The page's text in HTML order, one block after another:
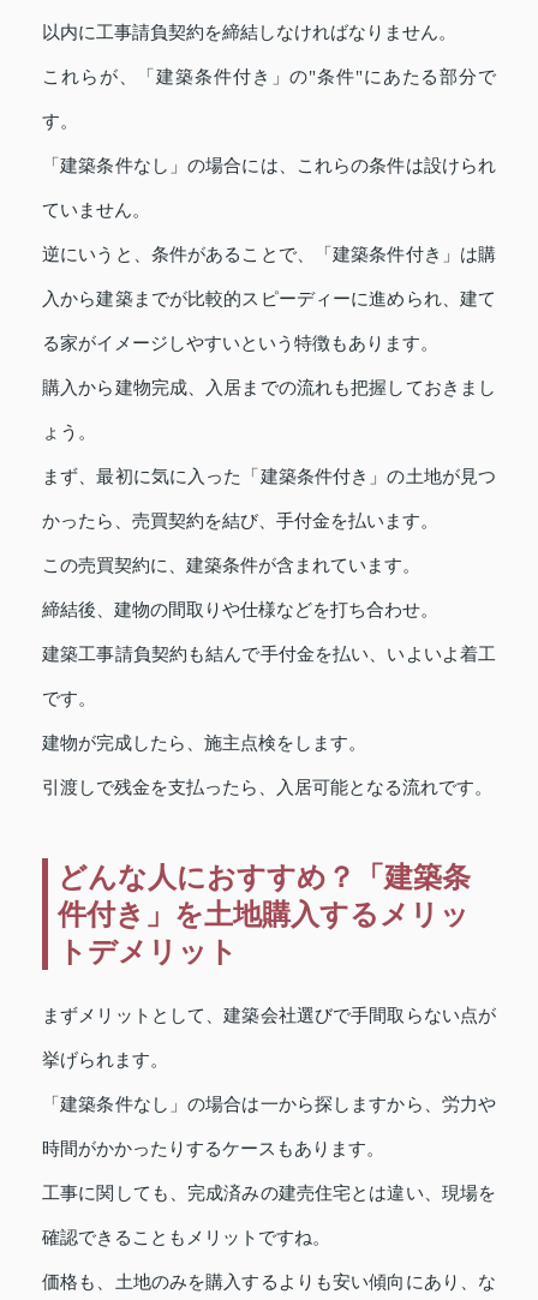
以内に工事請負契約を締結しなければなりません。
これらが、「建築条件付き」の"条件"にあたる部分で
す。
「建築条件なし」の場合には、これらの条件は設けられ
ていません。
逆にいうと、条件があることで、「建築条件付き」は購
入から建築までが比較的スピーディーに進められ、建て
る家がイメージしやすいという特徴もあります。
購入から建物完成、入居までの流れも把握しておきまし
ょう。
まず、最初に気に入った「建築条件付き」の土地が見つ
かったら、売買契約を結び、手付金を払います。
この売買契約に、建築条件が含まれています。
締結後、建物の間取りや仕様などを打ち合わせ。
建築工事請負契約も結んで手付金を払い、いよいよ着工
です。
建物が完成したら、施主点検をします。
引渡しで残金を支払ったら、入居可能となる流れです。
どんな人におすすめ？「建築条
件付き」を土地購入するメリッ
トデメリット
まずメリットとして、建築会社選びで手間取らない点が
挙げられます。
「建築条件なし」の場合は一から探しますから、労力や
時間がかかったりするケースもあります。
工事に関しても、完成済みの建売住宅とは違い、現場を
確認できることもメリットですね。
価格も、土地のみを購入するよりも安い傾向にあり、な